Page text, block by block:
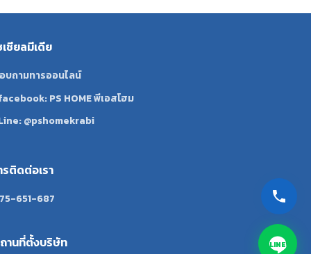
เชียลมีเดีย
บถามทารออนไลน์
PS HOME พีเอสโฮม
@pshomekrabi
รติดต่อเรา
651-687
านที่ตั้งบริษัท LINE